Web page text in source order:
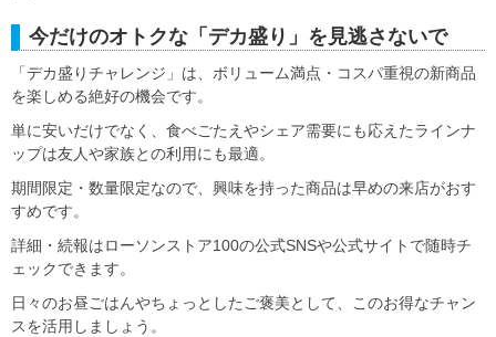
今だけのオトクな「デカ盛り」を見逃さないで
「デカ盛りチャレンジ」は、ボリューム満点・コスパ重視の新商品
を楽しめる絶好の機会です。
単に安いだけでなく、食べごたえやシェア需要にも応えたラインナ
ップは友人や家族との利用にも最適。
期間限定・数量限定なので、興味を持った商品は早めの来店がおす
すめです。
詳細・続報はローソンストア100の公式SNSや公式サイトで随時チ
ェックできます。
日々のお昼ごはんやちょっとしたご褒美として、このお得なチャン
スを活用しましょう。